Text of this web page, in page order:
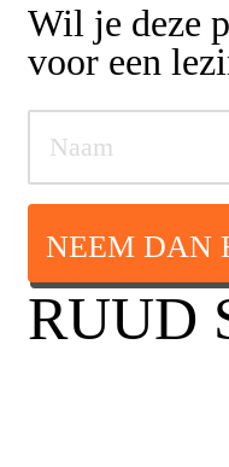
Wil je deze
voor een
RUUD